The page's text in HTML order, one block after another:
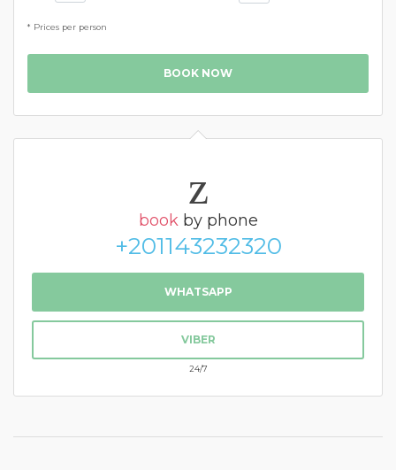
* Prices per person
BOOK NOW
bookby phone
+201143232320
WHATSAPP
VIBER
24/7